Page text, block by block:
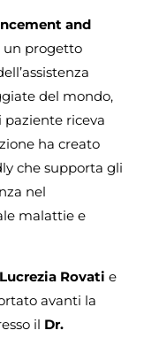
and
un progetto
del mondo,
paziente riceva
ha creato
che supporta gli
nel
malattie e
Rovati e
avanti la
il Dr.